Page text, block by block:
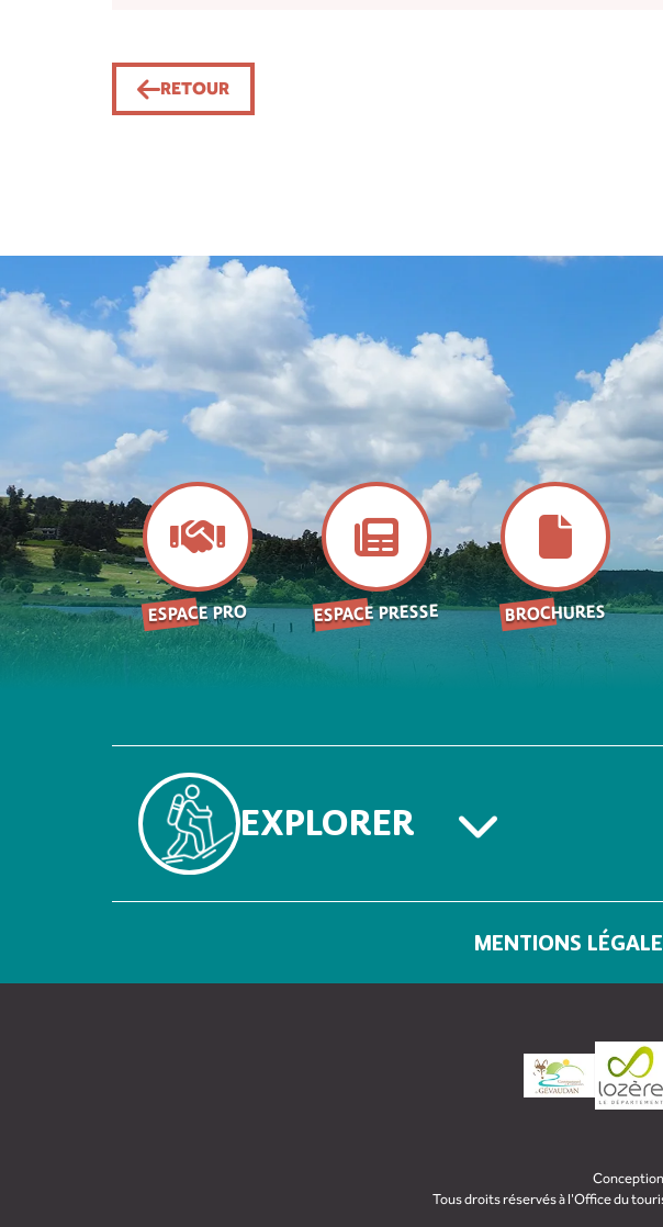
RETOUR
ESPACE PRO ESPACE PRESSE BROCHURES
EXPLORER
MENTIONS
Tous droits réservés à l'Office du